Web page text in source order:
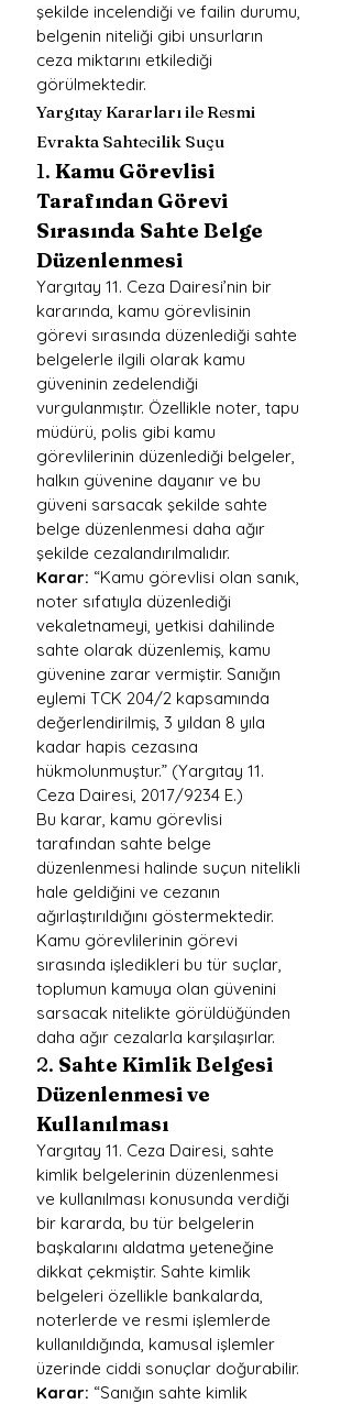
şekilde incelendiği ve failin durumu,
belgenin niteliği gibi unsurların
ceza miktarını etkilediği
görülmektedir.
Yargıtay Kararları ile Resmi
Evrakta Sahtecilik Suçu
1. Kamu Görevlisi
Tarafından Görevi
Sırasında Sahte Belge
Düzenlenmesi
Yargıtay 11. Ceza Dairesi’nin bir
kararında, kamu görevlisinin
görevi sırasında düzenlediği sahte
belgelerle ilgili olarak kamu
güveninin zedelendiği
vurgulanmıştır. Özellikle noter, tapu
müdürü, polis gibi kamu
görevlilerinin düzenlediği belgeler,
halkın güvenine dayanır ve bu
güveni sarsacak şekilde sahte
belge düzenlenmesi daha ağır
şekilde cezalandırılmalıdır.
Karar: “Kamu görevlisi olan sanık,
noter sıfatıyla düzenlediği
vekaletnameyi, yetkisi dahilinde
sahte olarak düzenlemiş, kamu
güvenine zarar vermiştir. Sanığın
eylemi TCK 204/2 kapsamında
değerlendirilmiş, 3 yıldan 8 yıla
kadar hapis cezasına
hükmolunmuştur.” (Yargıtay 11.
Ceza Dairesi, 2017/9234 E.)
Bu karar, kamu görevlisi
tarafından sahte belge
düzenlenmesi halinde suçun nitelikli
hale geldiğini ve cezanın
ağırlaştırıldığını göstermektedir.
Kamu görevlilerinin görevi
sırasında işledikleri bu tür suçlar,
toplumun kamuya olan güvenini
sarsacak nitelikte görüldüğünden
daha ağır cezalarla karşılaşırlar.
2. Sahte Kimlik Belgesi
Düzenlenmesi ve
Kullanılması
Yargıtay 11. Ceza Dairesi, sahte
kimlik belgelerinin düzenlenmesi
ve kullanılması konusunda verdiği
bir kararda, bu tür belgelerin
başkalarını aldatma yeteneğine
dikkat çekmiştir. Sahte kimlik
belgeleri özellikle bankalarda,
noterlerde ve resmi işlemlerde
kullanıldığında, kamusal işlemler
üzerinde ciddi sonuçlar doğurabilir.
Karar: “Sanığın sahte kimlik